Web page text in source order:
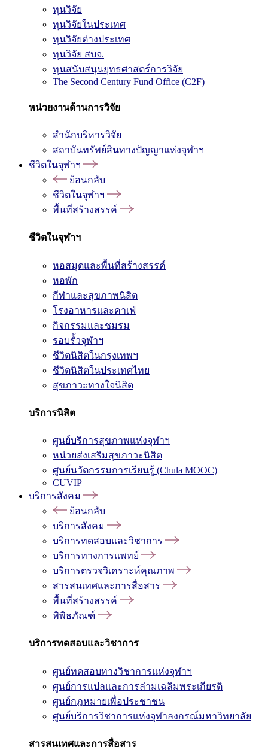
ทุนวิจัย
ทุนวิจัยในประเทศ
ทุนวิจัยต่างประเทศ
ทุนวิจัย สบจ.
ทุนสนับสนุนยุทธศาสตร์การวิจัย
The Second Century Fund Office (C2F)
หน่วยงานด้านการวิจัย
สำนักบริหารวิจัย
สถาบันทรัพย์สินทางปัญญาแห่งจุฬาฯ
ชีวิตในจุฬาฯ
ย้อนกลับ
ชีวิตในจุฬาฯ
พื้นที่สร้างสรรค์
ชีวิตในจุฬาฯ
หอสมุดและพื้นที่สร้างสรรค์
หอพัก
กีฬาและสุขภาพนิสิต
โรงอาหารและคาเฟ่
กิจกรรมและชมรม
รอบรั้วจุฬาฯ
ชีวิตนิสิตในกรุงเทพฯ
ชีวิตนิสิตในประเทศไทย
สุขภาวะทางใจนิสิต
บริการนิสิต
ศูนย์บริการสุขภาพแห่งจุฬาฯ
หน่วยส่งเสริมสุขภาวะนิสิต
ศูนย์นวัตกรรมการเรียนรู้ (Chula MOOC)
CUVIP
บริการสังคม
ย้อนกลับ
บริการสังคม
บริการทดสอบและวิชาการ
บริการทางการแพทย์
บริการตรวจวิเคราะห์คุณภาพ
สารสนเทศและการสื่อสาร
พื้นที่สร้างสรรค์
พิพิธภัณฑ์
บริการทดสอบและวิชาการ
ศูนย์ทดสอบทางวิชาการแห่งจุฬาฯ
ศูนย์การแปลและการล่ามเฉลิมพระเกียรติ
ศูนย์กฎหมายเพื่อประชาชน
ศูนย์บริการวิชาการแห่งจุฬาลงกรณ์มหาวิทยาลัย
สารสนเทศและการสื่อสาร